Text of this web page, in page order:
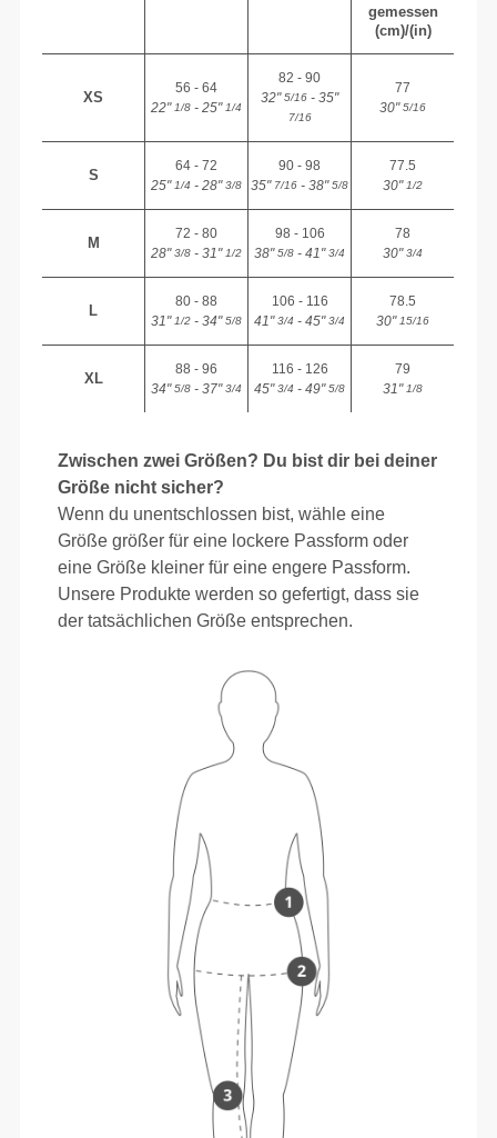
gemessen
(cm)/(in)
XS
56 - 64
22"1/8 - 25"1/4
82 - 90
32"5/16 - 35"
7/16
77
30"5/16
S
64 - 72
25"1/4 - 28"3/8
90 - 98
35"7/16 - 38"5/8
77.5
30"1/2
M
72 - 80
28"3/8 - 31"1/2
98 - 106
38"5/8 - 41"3/4
78
30"3/4
L
80 - 88
31"1/2 - 34"5/8
106 - 116
41"3/4 - 45"3/4
78.5
30"15/16
XL
88 - 96
34"5/8 - 37"3/4
116 - 126
45"3/4 - 49"5/8
79
31"1/8
Zwischen zwei Größen? Du bist dir bei deiner
Größe nicht sicher?
Wenn du unentschlossen bist, wähle eine
Größe größer für eine lockere Passform oder
eine Größe kleiner für eine engere Passform.
Unsere Produkte werden so gefertigt, dass sie
der tatsächlichen Größe entsprechen.